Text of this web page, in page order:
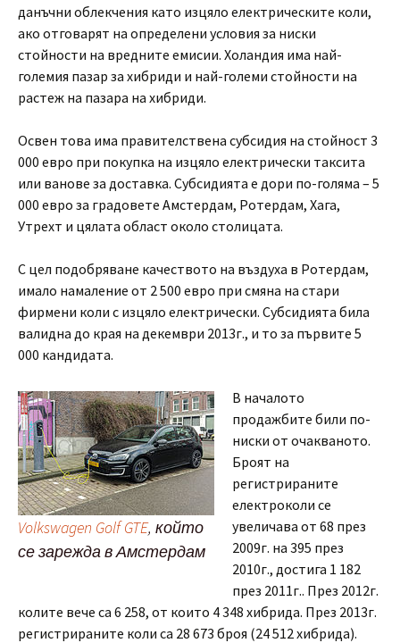
данъчни облекчения като изцяло електрическите коли,
ако отговарят на определени условия за ниски
стойности на вредните емисии. Холандия има най-
големия пазар за хибриди и най-големи стойности на
растеж на пазара на хибриди.
Освен това има правителствена субсидия на стойност 3
000 евро при покупка на изцяло електрически таксита
или ванове за доставка. Субсидията е дори по-голяма – 5
000 евро за градовете Амстердам, Ротердам, Хага,
Утрехт и цялата област около столицата.
С цел подобряване качеството на въздуха в Ротердам,
имало намаление от 2 500 евро при смяна на стари
фирмени коли с изцяло електрически. Субсидията била
валидна до края на декември 2013г., и то за първите 5
000 кандидата.
Volkswagen Golf GTE, който
се зарежда в Амстердам
В началото
продажбите били по-
ниски от очакваното.
Броят на
регистрираните
електроколи се
увеличава от 68 през
2009г. на 395 през
2010г., достига 1 182
през 2011г.. През 2012г.
колите вече са 6 258, от които 4 348 хибрида. През 2013г.
регистрираните коли са 28 673 броя (24 512 хибрида).